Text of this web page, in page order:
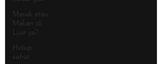
Masak atau
Makan di
Luar ya?
Hidup
sehat